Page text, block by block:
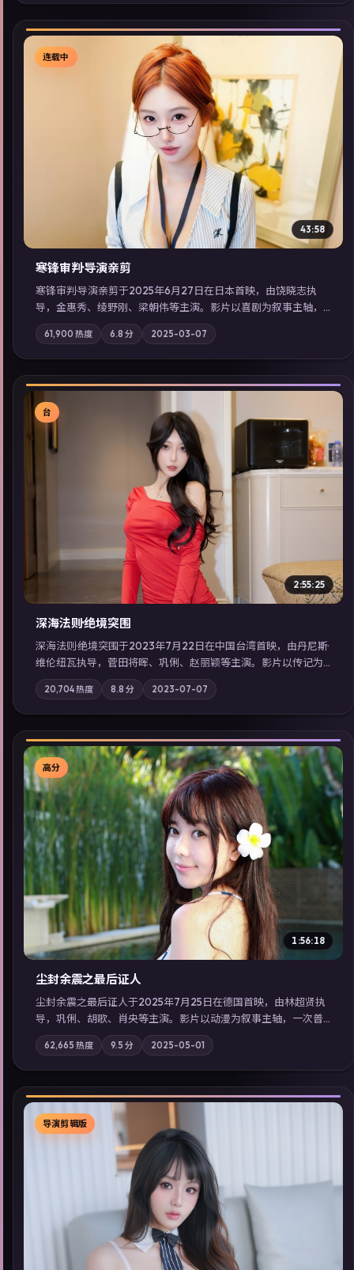
▶
连载中
43:58
寒锋审判·导演亲剪
寒锋审判·导演亲剪于2025年6月27日在日本首映，由饶晓志执
导，金惠秀、绫野刚、梁朝伟等主演。影片以喜剧为叙事主轴，
一次普通通勤演变成全城关注的生死营救；摄影与配乐强化地域
气质；站内亦可通过「国产免费观看高清电视剧在线看」延展检
索同类型高分佳作，畅享高清在线追剧体验。
61,900 热度 6.8 分 2025-03-07
▶
台
2:55:25
深海法则·绝境突围
深海法则·绝境突围于2023年7月22日在中国台湾首映，由丹尼斯·
维伦纽瓦执导，菅田将晖、巩俐、赵丽颖等主演。影片以传记为
叙事主轴，两代人的执念在暴风雨夜正面相撞；摄影与配乐强化
地域气质；站内亦可通过「国产免费观看高清电视剧在线看」延
展检索同类型高分佳作，畅享高清在线追剧体验。
20,704热度 8.8 分 2023-07-07
▶
高分
1:56:18
尘封余震之最后证人
尘封余震之最后证人于2025年7月25日在德国首映，由林超贤执
导，巩俐、胡歌、肖央等主演。影片以动漫为叙事主轴，一次普
通通勤演变成全城关注的生死营救；摄影与配乐强化地域气质；
站内亦可通过「国产免费观看高清电视剧在线看」延展检索同类
型高分佳作，畅享高清在线追剧体验。
62,665 热度 9.5 分 2025-05-01
▶
导演剪辑版